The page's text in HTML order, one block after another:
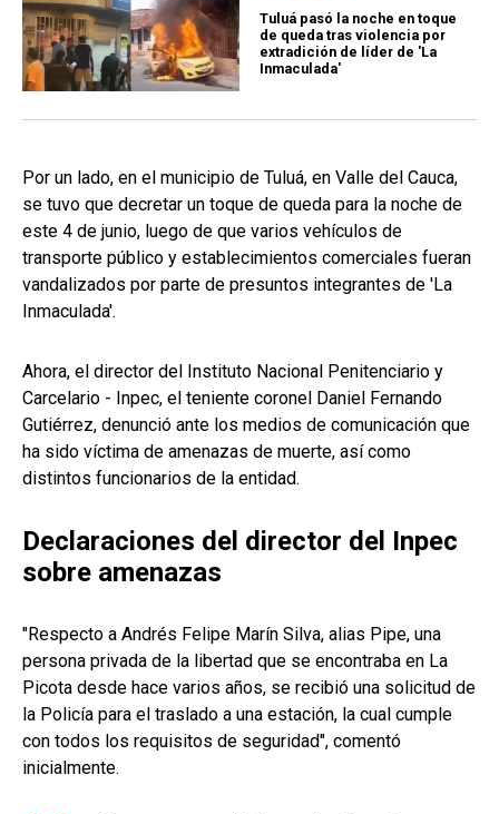
Tuluá pasó la noche en toque
de queda tras violencia por
extradición de líder de 'La
Inmaculada'
Por un lado, en el municipio de Tuluá, en Valle del Cauca,
se tuvo que decretar un toque de queda para la noche de
este 4 de junio, luego de que varios vehículos de
transporte público y establecimientos comerciales fueran
vandalizados por parte de presuntos integrantes de 'La
Inmaculada'.
Ahora, el director del Instituto Nacional Penitenciario y
Carcelario - Inpec, el teniente coronel Daniel Fernando
Gutiérrez, denunció ante los medios de comunicación que
ha sido víctima de amenazas de muerte, así como
distintos funcionarios de la entidad.
Declaraciones del director del Inpec
sobre amenazas
"Respecto a Andrés Felipe Marín Silva, alias Pipe, una
persona privada de la libertad que se encontraba en La
Picota desde hace varios años, se recibió una solicitud de
la Policía para el traslado a una estación, la cual cumple
con todos los requisitos de seguridad", comentó
inicialmente.